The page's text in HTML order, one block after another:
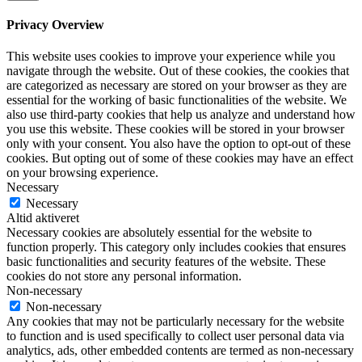
Privacy Overview
This website uses cookies to improve your experience while you
navigate through the website. Out of these cookies, the cookies that
are categorized as necessary are stored on your browser as they are
essential for the working of basic functionalities of the website. We
also use third-party cookies that help us analyze and understand how
you use this website. These cookies will be stored in your browser
only with your consent. You also have the option to opt-out of these
cookies. But opting out of some of these cookies may have an effect
on your browsing experience.
Necessary
Necessary
Altid aktiveret
Necessary cookies are absolutely essential for the website to
function properly. This category only includes cookies that ensures
basic functionalities and security features of the website. These
cookies do not store any personal information.
Non-necessary
Non-necessary
Any cookies that may not be particularly necessary for the website
to function and is used specifically to collect user personal data via
analytics, ads, other embedded contents are termed as non-necessary